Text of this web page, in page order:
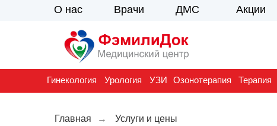
Гинекология Урология УЗИ Терапия
Врачи ДМС Акции
О нас
Озонотерапия
Главная → Услуги и цены